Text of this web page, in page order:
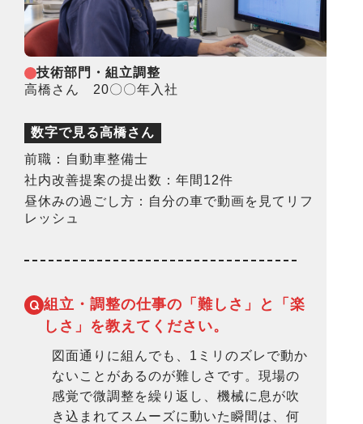
技術部門・組立調整
高橋さん 20〇〇年入社
数字で見る高橋さん
前職：自動車整備士
社内改善提案の提出数：年間12件
昼休みの過ごし方：自分の車で動画を見てリフ
レッシュ
組立・調整の仕事の「難しさ」と
「楽
しさ」を教えてください。
図面通りに組んでも、1ミリのズレで動か
ないことがあるのが難しさです。現場の
感覚で微調整を繰り返し、機械に息が吹
き込まれてスムーズに動いた瞬間は、何